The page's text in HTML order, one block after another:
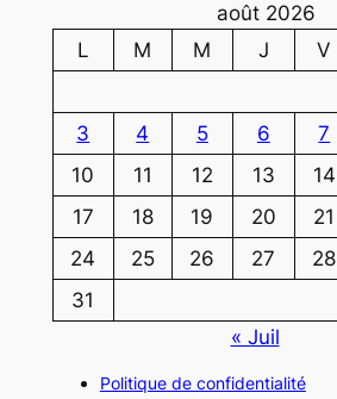
août 2026
L
M M J V
3
4 5 6 7
10
11 12 13 14
17
18 19 20 21
24
25 26 27 28
31
« Juil
Politique de confidentialité